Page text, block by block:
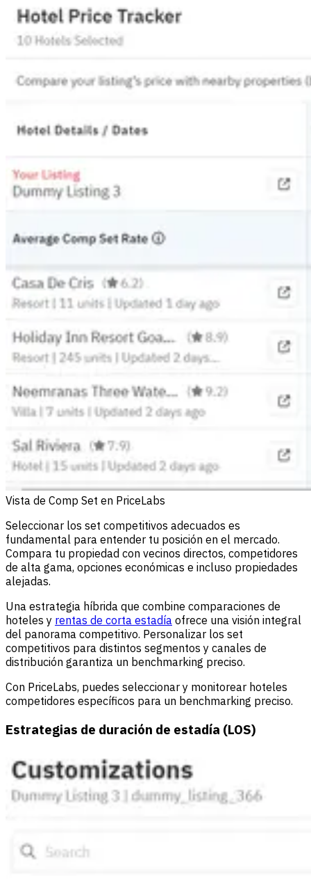
Vista de Comp Set en PriceLabs
Seleccionar los set competitivos adecuados es
fundamental para entender tu posición en el mercado.
Compara tu propiedad con vecinos directos, competidores
de alta gama, opciones económicas e incluso propiedades
alejadas.
Una estrategia híbrida que combine comparaciones de
hoteles y rentas de corta estadía ofrece una visión integral
del panorama competitivo. Personalizar los set
competitivos para distintos segmentos y canales de
distribución garantiza un benchmarking preciso.
Con PriceLabs, puedes seleccionar y monitorear hoteles
competidores específicos para un benchmarking preciso.
Estrategias de duración de estadía (LOS)